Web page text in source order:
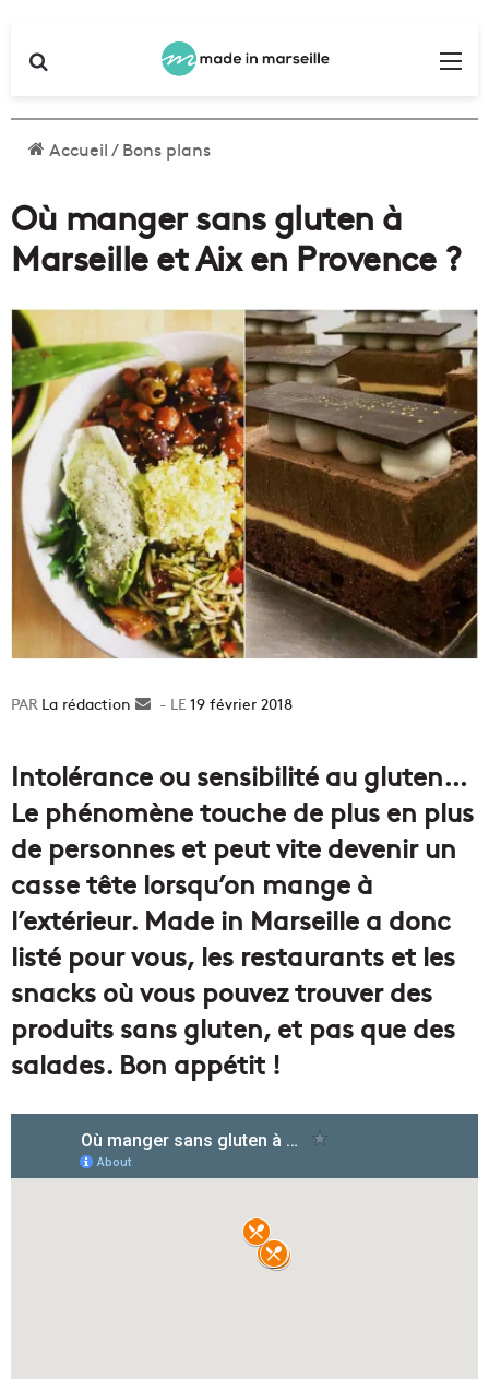
Accueil/Bons plans
Où manger sans gluten à
Marseille et Aix en Provence ?
La rédaction
Envoyer19 février 2018
Intolérance ou sensibilité au gluten…
Le phénomène touche de plus en plus
de personnes et peut vite devenir un
casse tête lorsqu’on mange à
l’extérieur. Made in Marseille a donc
listé pour vous, les restaurants et les
snacks où vous pouvez trouver des
produits sans gluten, et pas que des
salades. Bon appétit !